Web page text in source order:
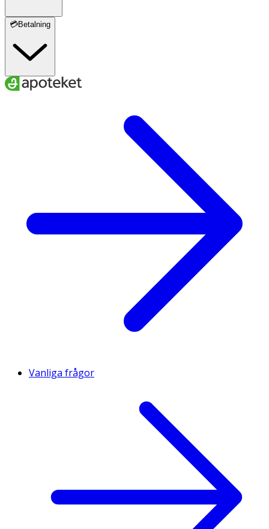
💳Betalning
Vanliga frågor